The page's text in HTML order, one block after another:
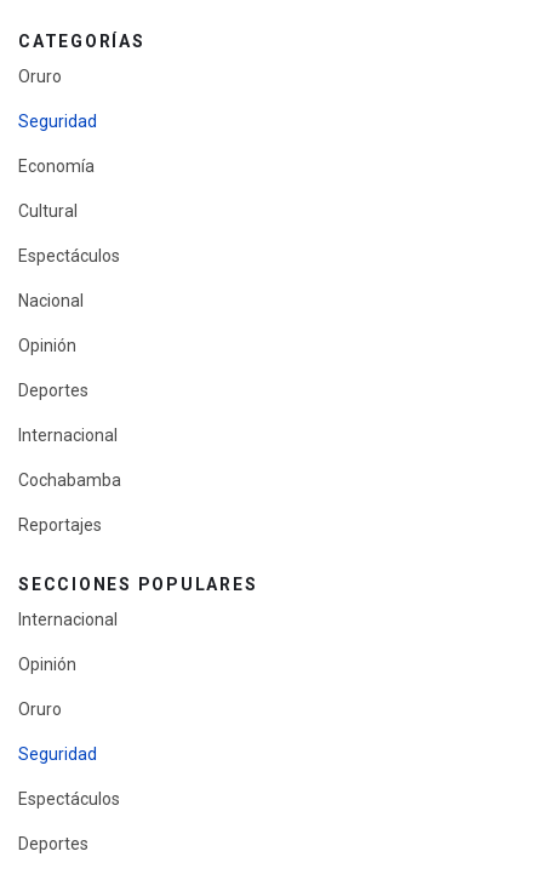
CATEGORÍAS
Oruro
Seguridad
Economía
Cultural
Espectáculos
Nacional
Opinión
Deportes
Internacional
Cochabamba
Reportajes
SECCIONES POPULARES
Internacional
Opinión
Oruro
Seguridad
Espectáculos
Deportes